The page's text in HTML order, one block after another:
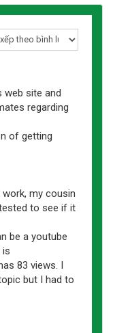
web site and
regarding
of getting
my cousin
to see if it
be a youtube
is
83 views. I
but I had to